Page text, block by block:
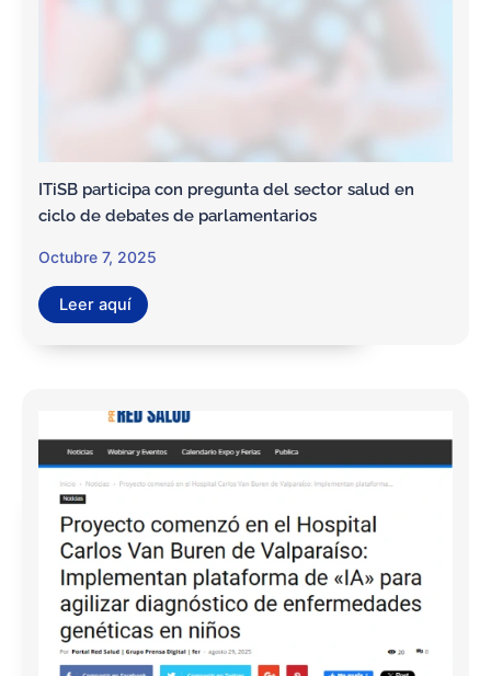
ITiSB participa con pregunta del sector salud en
ciclo de debates de parlamentarios
Octubre 7, 2025
Leer aquí